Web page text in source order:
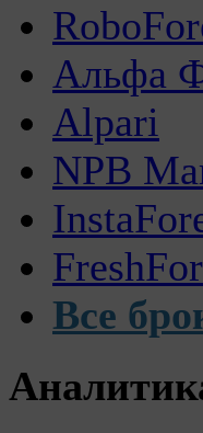
Альфа
Alpari
NPB
Все